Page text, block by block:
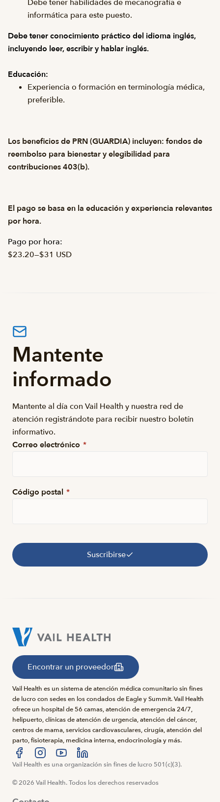
Debe tener habilidades de mecanografía e
informática para este puesto.
Debe tener conocimiento práctico del idioma inglés,
incluyendo leer, escribir y hablar inglés.
Educación:
Experiencia o formación en terminología médica,
preferible.
Los beneficios de PRN (GUARDIA) incluyen: fondos de
reembolso para bienestar y elegibilidad para
contribuciones 403(b).
El pago se basa en la educación y experiencia relevantes
por hora.
Pago por hora:
$23.20—$31 USD
Mantente
informado
Mantente al día con Vail Health y nuestra red de
atención registrándote para recibir nuestro boletín
informativo.
Correo electrónico *
Código postal *
Suscribirse
Encontrar un proveedor
Vail Health es un sistema de atención médica comunitario sin fines
de lucro con sedes en los condados de Eagle y Summit. Vail Health
ofrece un hospital de 56 camas, atención de emergencia 24/7,
helipuerto, clínicas de atención de urgencia, atención del cáncer,
centros de mama, servicios cardiovasculares, cirugía, atención del
parto, fisioterapia, medicina interna, endocrinología y más.
Visítanos en Facebook
Visítanos en Instagram
Visítanos en YouTube
Visítanos en LinkedIn
Vail Health es una organización sin fines de lucro 501(c)(3).
© 2026 Vail Health. Todos los derechos reservados